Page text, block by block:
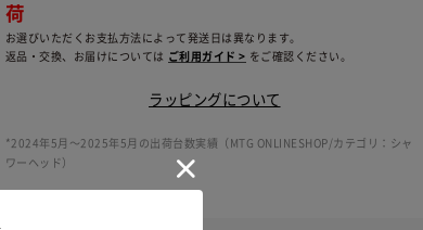
荷
お選びいただくお支払方法によって発送日は異なります。
返品・交換、お届けについては ご利用ガイド > をご確認ください。
ラッピングについて
*2024年5月〜2025年5月の出荷台数実績（MTG ONLINESHOP/カテゴリ：シャ
ワーヘッド）